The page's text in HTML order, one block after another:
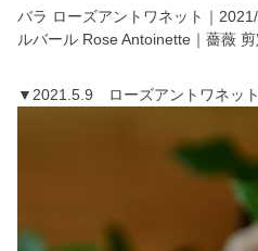
バラ ローズアントワネット｜
ルバール Rose Antoinette｜薔薇
▼2021.5.9 ローズアントワネッ